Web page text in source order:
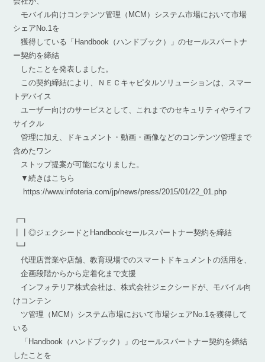
モバイル向けコンテンツ管理（MCM）システム市場において市場
シェアNo.1を
獲得している「Handbook（ハンドブック）」のセールスパートナ
ー契約を締結
したことを発表しました。
この契約締結により、ＮＥＣキャピタルソリューションは、スマー
トデバイス
ユーザー向けのサービスとして、これまでのセキュリティやライフ
サイクル
管理に加え、ドキュメント・動画・画像などのコンテンツ管理まで
含めたワン
ストップ提案が可能になりました。
▼続きはこちら
https://www.infoteria.com/jp/news/press/2015/01/22_01.php
┏┓
┃┃◎ジェクシードとHandbookセールスパートナー契約を締結
┗┛
代理店営業や店舗、教育現場でのスマートドキュメントの活用を、
企画段階からから定着化まで支援
インフォテリア株式会社は、株式会社ジェクシードが、モバイル向
けコンテン
ツ管理（MCM）システム市場において市場シェアNo.1を獲得して
いる
「Handbook（ハンドブック）」のセールスパートナー契約を締結
したことを